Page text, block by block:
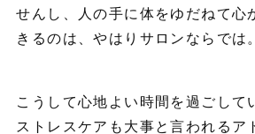
せんし、人の手に体をゆだねて心
きるのは、やはりサロンならでは。
こうして心地よい時間を過ごして
ストレスケアも大事と言われるア